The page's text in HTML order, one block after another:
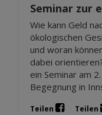
Seminar zur
Wie kann Geld
ökologischen
und woran
dabei
ein Seminar am
Begegnung in
Teilen Teilen